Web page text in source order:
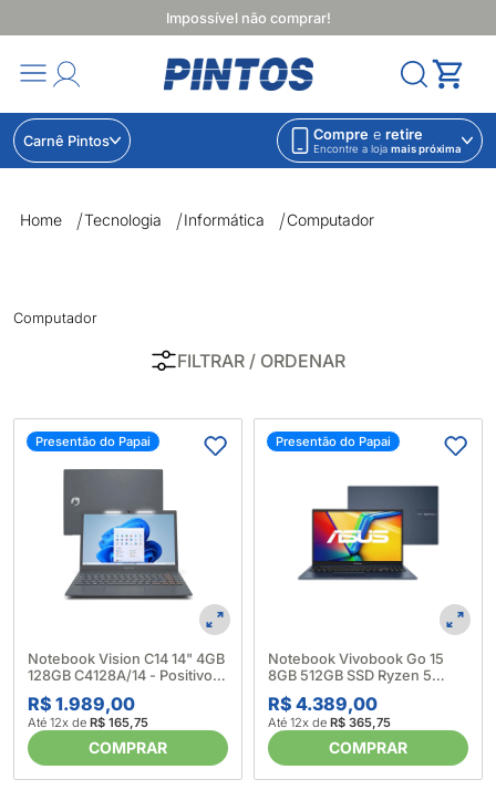
Impossível não comprar!
Carnê Pintos Compre e retire
Encontre a loja mais próxima
Home
Tecnologia Informática Computador
Computador
FILTRAR / ORDENAR
Presentão do Papai
Notebook Vision C14 14" 4GB
128GB C4128A/14 - Positivo
(669504)
R$ 1.989,00
Até 12x de R$ 165,75
COMPRAR
Presentão do Papai
Notebook Vivobook Go 15
8GB 512GB SSD Ryzen 5
15.6" Mixed Black - Asus
(676318)
R$ 4.389,00
Até 12x de R$ 365,75
COMPRAR